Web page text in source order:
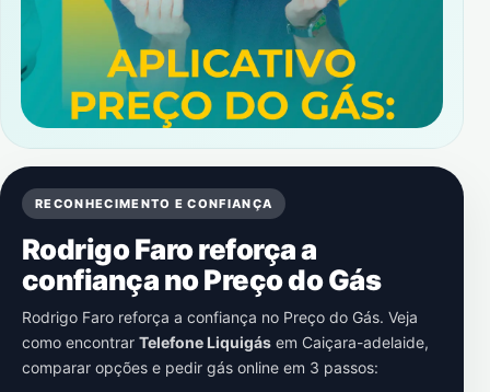
RECONHECIMENTO E CONFIANÇA
Rodrigo Faro reforça a
confiança no Preço do Gás
Rodrigo Faro reforça a confiança no Preço do Gás. Veja
como encontrar Telefone Liquigás em Caiçara-adelaide,
comparar opções e pedir gás online em 3 passos: